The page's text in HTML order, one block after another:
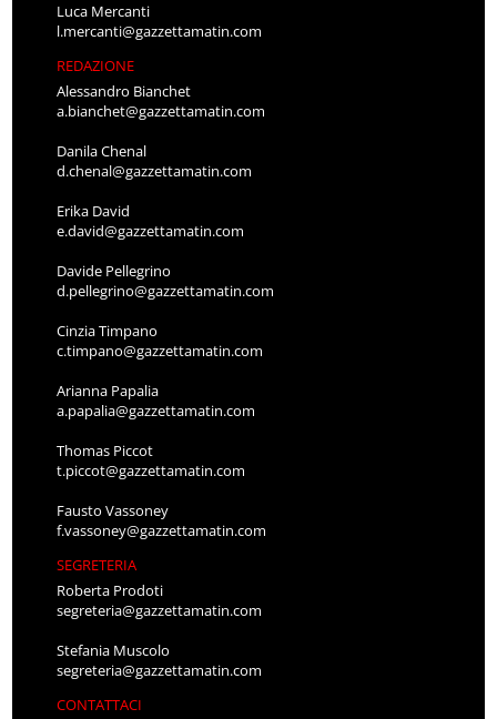
Luca Mercanti
l.mercanti@gazzettamatin.com
REDAZIONE
Alessandro Bianchet
a.bianchet@gazzettamatin.com
Danila Chenal
d.chenal@gazzettamatin.com
Erika David
e.david@gazzettamatin.com
Davide Pellegrino
d.pellegrino@gazzettamatin.com
Cinzia Timpano
c.timpano@gazzettamatin.com
Arianna Papalia
a.papalia@gazzettamatin.com
Thomas Piccot
t.piccot@gazzettamatin.com
Fausto Vassoney
f.vassoney@gazzettamatin.com
SEGRETERIA
Roberta Prodoti
segreteria@gazzettamatin.com
Stefania Muscolo
segreteria@gazzettamatin.com
CONTATTACI